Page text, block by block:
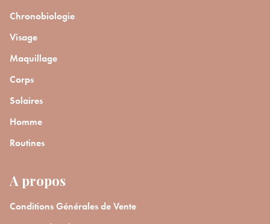
Chronobiologie
Visage
Maquillage
Corps
Solaires
Homme
Routines
A propos
Conditions Générales de Vente